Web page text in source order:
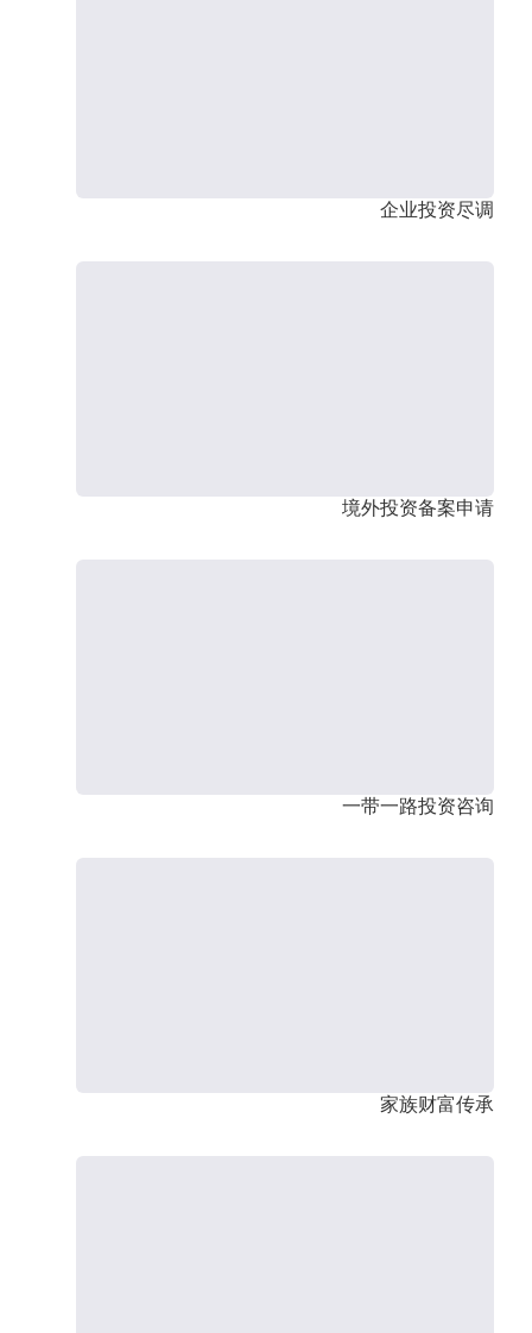
企业投资尽调
境外投资备案申请
一带一路投资咨询
家族财富传承